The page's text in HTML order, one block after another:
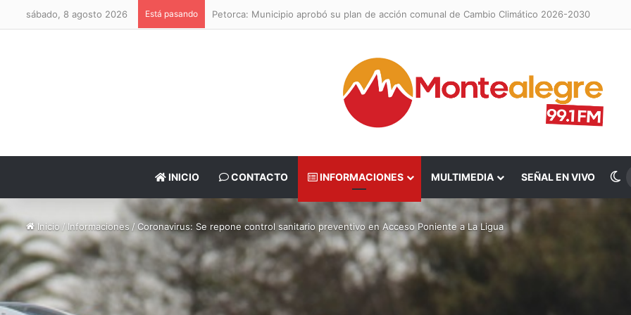
sábado, 8 agosto 2026 Está pasando Petorca: Municipio aprobó su plan de acción comunal de Cambio Climático 2026-2030
INICIO CONTACTO INFORMACIONES MULTIMEDIA SEÑAL EN VIVO
Inicio /Informaciones / Coronavirus: Se repone control sanitario preventivo en Acceso Poniente a La Ligua